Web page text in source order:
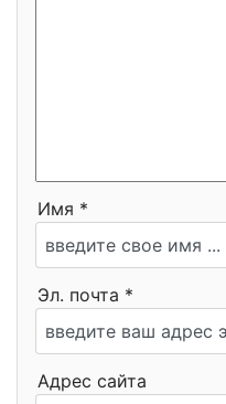
Имя *
Эл. почта *
Адрес сайта